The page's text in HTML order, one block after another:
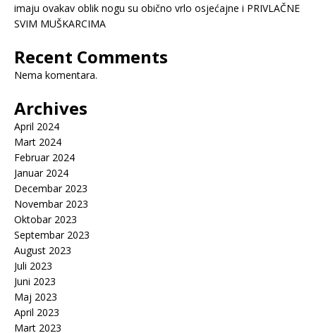
imaju ovakav oblik nogu su obično vrlo osjećajne i PRIVLAČNE
SVIM MUŠKARCIMA
Recent Comments
Nema komentara.
Archives
April 2024
Mart 2024
Februar 2024
Januar 2024
Decembar 2023
Novembar 2023
Oktobar 2023
Septembar 2023
August 2023
Juli 2023
Juni 2023
Maj 2023
April 2023
Mart 2023